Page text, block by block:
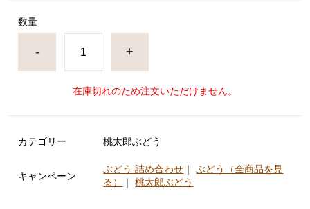
数量
- +
在庫切れのため注文いただけません。
カテゴリー 桃太郎ぶどう
キャンペーン
ぶどう 詰め合わせ ｜ぶどう（全商品を見
る）
｜桃太郎ぶどう